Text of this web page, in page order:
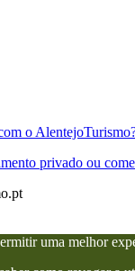
o
privado ou
uma melhor